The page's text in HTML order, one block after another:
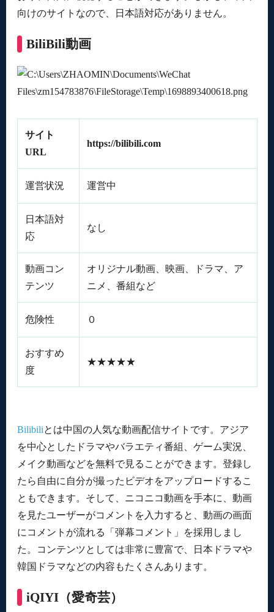
向けのサイトなので、日本語対応がありません。
BiliBili動画
サイト
URL
https://bilibili.com
運営状況 運営中
日本語対
応
なし
動画コン
テンツ
オリジナル動画、映画、ドラマ、ア
ニメ、番組など
危険性 ０
おすすめ
度
★★★★★
Bilibiliとは中国の人気な動画配信サイトです。アジア
を中心としたドラマやバラエティ番組、ゲーム実況、
メイク動画などを無料で見ることができます。登録し
たら自由に自分が撮ったビデオをアップロードするこ
ともできます。そして、ニコニコ動画を手本に、動画
を見たユーザーがコメントを入力すると、動画の画面
にコメントが流れる「弾幕コメント」を採用しまし
た。コンテンツとしては非常に豊富で、日本ドラマや
韓国ドラマなどの内容もたくさんあります。
iQIYI（愛奇芸）